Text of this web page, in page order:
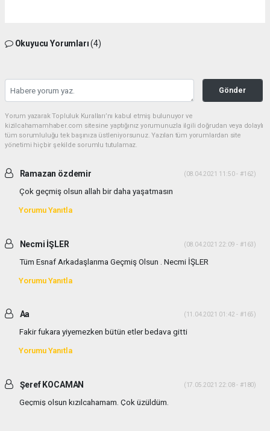
Okuyucu Yorumları(4)
Gönder
Yorum yazarak Topluluk Kuralları’nı kabul etmiş bulunuyor ve
kizilcahamamhaber.com sitesine yaptığınız yorumunuzla ilgili doğrudan veya dolaylı
tüm sorumluluğu tek başınıza üstleniyorsunuz. Yazılan tüm yorumlardan site
yönetimi hiçbir şekilde sorumlu tutulamaz.
Ramazan özdemir (08.04.2021 11:50 - #162)
Çok geçmiş olsun allah bir daha yaşatmasın
Yorumu Yanıtla
Necmi İŞLER (08.04.2021 22:09 - #163)
Tüm Esnaf Arkadaşlarıma Geçmiş Olsun . Necmi İŞLER
Yorumu Yanıtla
Aa (11.04.2021 01:42 - #165)
Fakir fukara yiyemezken bütün etler bedava gitti
Yorumu Yanıtla
Şeref KOCAMAN (17.05.2021 22:08 - #180)
Geçmiş olsun kızılcahamam. Çok üzüldüm.